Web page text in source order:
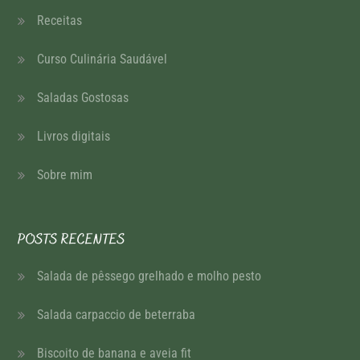
Receitas
Curso Culinária Saudável
Saladas Gostosas
Livros digitais
Sobre mim
POSTS RECENTES
Salada de pêssego grelhado e molho pesto
Salada carpaccio de beterraba
Biscoito de banana e aveia fit